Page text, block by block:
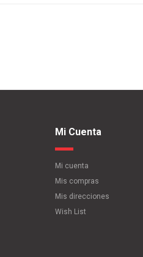
Mi Cuenta
Mi cuenta
Mis compras
Mis direcciones
Wish List